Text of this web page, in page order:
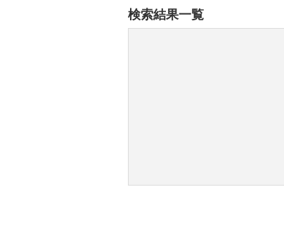
検索結果一覧